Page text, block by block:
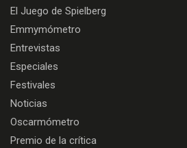
El Juego de Spielberg
Emmymómetro
Entrevistas
Especiales
Festivales
Noticias
Oscarmómetro
Premio de la crítica